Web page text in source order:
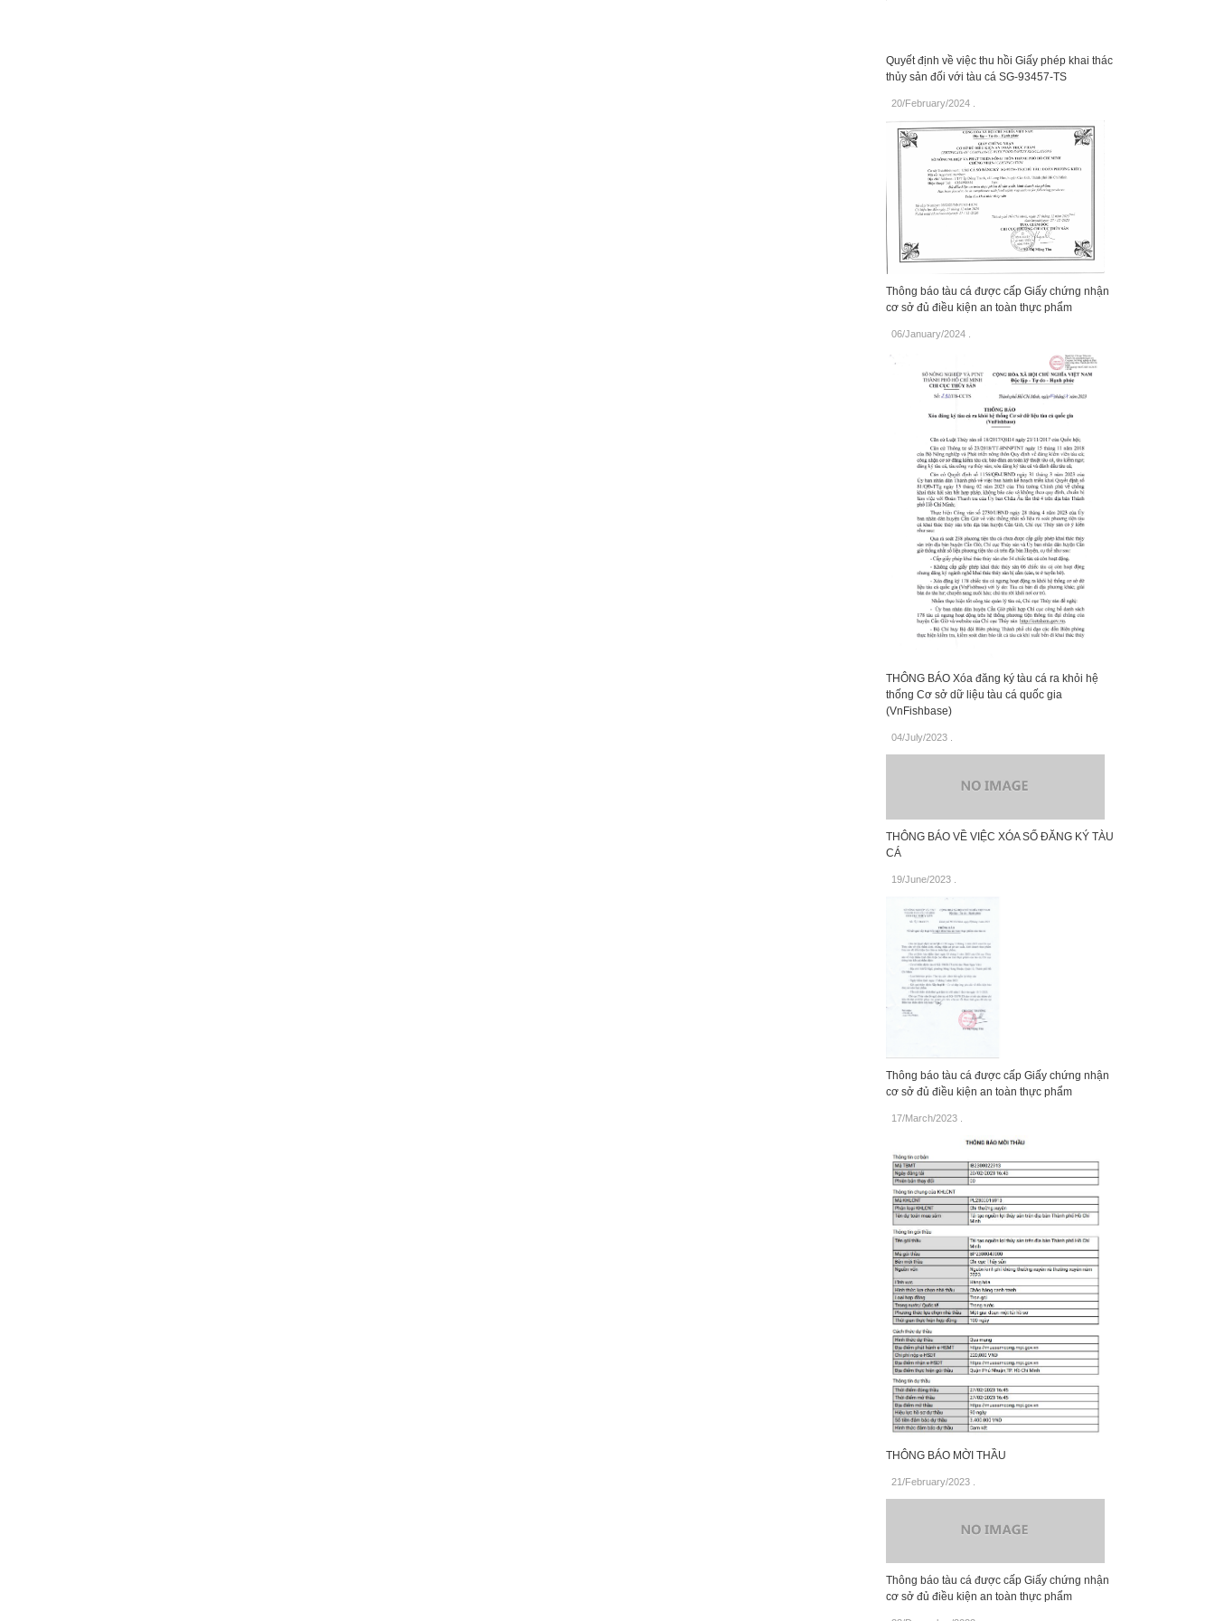
Quyết định về việc thu hồi Giấy phép khai thác
thủy sản đối với tàu cá SG-93457-TS
20/February/2024.
Thông báo tàu cá được cấp Giấy chứng nhận
cơ sở đủ điều kiện an toàn thực phẩm
06/January/2024.
THÔNG BÁO Xóa đăng ký tàu cá ra khỏi hệ
thống Cơ sở dữ liệu tàu cá quốc gia
(VnFishbase)
04/July/2023.
THÔNG BÁO VỀ VIỆC XÓA SỐ ĐĂNG KÝ TÀU
CÁ
19/June/2023.
Thông báo tàu cá được cấp Giấy chứng nhận
cơ sở đủ điều kiện an toàn thực phẩm
17/March/2023.
THÔNG BÁO MỜI THẦU
21/February/2023.
Thông báo tàu cá được cấp Giấy chứng nhận
cơ sở đủ điều kiện an toàn thực phẩm